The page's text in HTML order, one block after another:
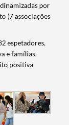
por
(7 associações
espetadores,
e famílias.
positiva